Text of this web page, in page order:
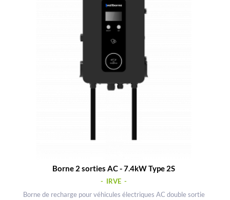
Borne 2 sorties AC - 7.4kW Type 2S
- IRVE -
Borne de recharge pour véhicules électriques AC double sortie